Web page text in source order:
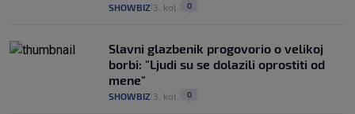
SHOWBIZ 3. kol. 0
Slavni glazbenik progovorio o velikoj
borbi: "Ljudi su se dolazili oprostiti od
mene"
SHOWBIZ 3. kol. 0